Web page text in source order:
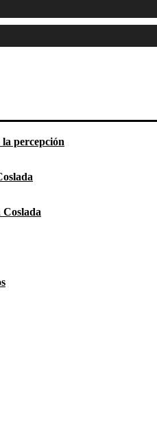
percepción
Coslada